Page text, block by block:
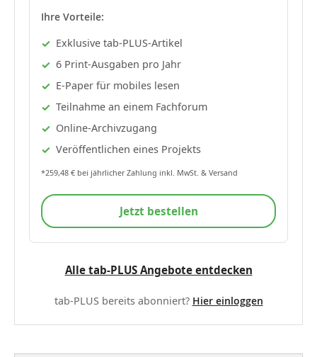
Ihre Vorteile:
Exklusive tab-PLUS-Artikel
6 Print-Ausgaben pro Jahr
E-Paper für mobiles lesen
Teilnahme an einem Fachforum
Online-Archivzugang
Veröffentlichen eines Projekts
*259,48 € bei jährlicher Zahlung inkl. MwSt. & Versand
Jetzt bestellen
Alle tab-PLUS Angebote entdecken
tab-PLUS bereits abonniert? Hier einloggen